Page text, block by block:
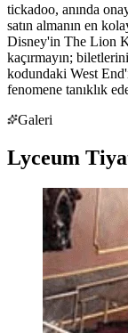
tickadoo, anında
satın almanın en
Disney'in The Lion
kaçırmayın;
kodundaki West
fenomene tanıklık
Galeri
Lyceum